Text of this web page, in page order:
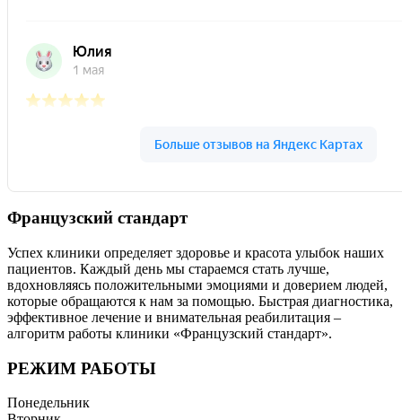
Французский стандарт
Успех клиники определяет здоровье и красота улыбок наших
пациентов. Каждый день мы стараемся стать лучше,
вдохновляясь положительными эмоциями и доверием людей,
которые обращаются к нам за помощью. Быстрая диагностика,
эффективное лечение и внимательная реабилитация –
алгоритм работы клиники «Французский стандарт».
РЕЖИМ РАБОТЫ
Понедельник